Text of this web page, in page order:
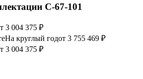
С-67-101
3 004 375 ₽
На круглый годот 3 755 469 ₽
3 004 375 ₽